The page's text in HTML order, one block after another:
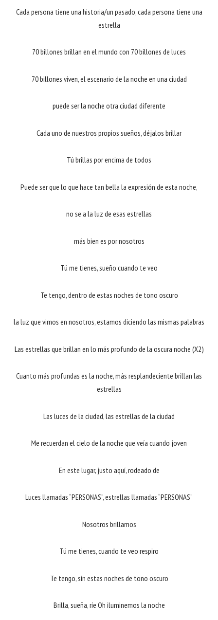
Cada persona tiene una historia/un pasado, cada persona tiene una
estrella
70 billones brillan en el mundo con 70 billones de luces
70 billones viven, el escenario de la noche en una ciudad
puede ser la noche otra ciudad diferente
Cada uno de nuestros propios sueños, déjalos brillar
Tú brillas por encima de todos
Puede ser que lo que hace tan bella la expresión de esta noche,
no se a la luz de esas estrellas
más bien es por nosotros
Tú me tienes, sueño cuando te veo
Te tengo, dentro de estas noches de tono oscuro
la luz que vimos en nosotros, estamos diciendo las mismas palabras
Las estrellas que brillan en lo más profundo de la oscura noche (X2)
Cuanto más profundas es la noche, más resplandeciente brillan las
estrellas
Las luces de la ciudad, las estrellas de la ciudad
Me recuerdan el cielo de la noche que veía cuando joven
En este lugar, justo aquí, rodeado de
Luces llamadas “PERSONAS”, estrellas llamadas “PERSONAS”
Nosotros brillamos
Tú me tienes, cuando te veo respiro
Te tengo, sin estas noches de tono oscuro
Brilla, sueña, ríe Oh iluminemos la noche